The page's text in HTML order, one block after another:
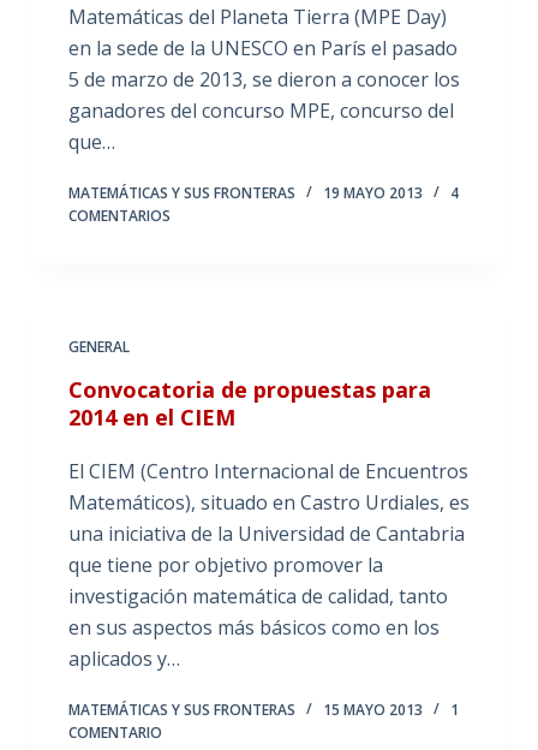
Matemáticas del Planeta Tierra (MPE Day)
en la sede de la UNESCO en París el pasado
5 de marzo de 2013, se dieron a conocer los
ganadores del concurso MPE, concurso del
que…
MATEMÁTICAS Y SUS FRONTERAS 19 MAYO 2013
4
COMENTARIOS
GENERAL
Convocatoria de propuestas para
2014 en el CIEM
El CIEM (Centro Internacional de Encuentros
Matemáticos), situado en Castro Urdiales, es
una iniciativa de la Universidad de Cantabria
que tiene por objetivo promover la
investigación matemática de calidad, tanto
en sus aspectos más básicos como en los
aplicados y…
MATEMÁTICAS Y SUS FRONTERAS 15 MAYO 2013
1
COMENTARIO